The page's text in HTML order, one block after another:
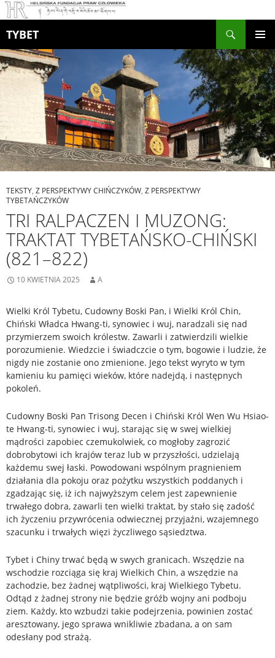
TYBET
MENU
DO
TREŚCI
TEKSTY, Z PERSPEKTYWY CHIŃCZYKÓW, Z PERSPEKTYWY
TYBETAŃCZYKÓW
TRI RALPACZEN I MUZONG:
TRAKTAT TYBETAŃSKO-CHIŃSKI
(821–822)
10 KWIETNIA 2025 A
Wielki Król Tybetu, Cudowny Boski Pan, i Wielki Król Chin,
Chiński Władca Hwang-ti, synowiec i wuj, naradzali się nad
przymierzem swoich królestw. Zawarli i zatwierdzili wielkie
porozumienie. Wiedzcie i świadczcie o tym, bogowie i ludzie, że
nigdy nie zostanie ono zmienione. Jego tekst wyryto w tym
kamieniu ku pamięci wieków, które nadejdą, i następnych
pokoleń.
Cudowny Boski Pan Trisong Decen i Chiński Król Wen Wu Hsiao-
te Hwang-ti, synowiec i wuj, starając się w swej wielkiej
mądrości zapobiec czemukolwiek, co mogłoby zagrozić
dobrobytowi ich krajów teraz lub w przyszłości, udzielają
każdemu swej łaski. Powodowani wspólnym pragnieniem
działania dla pokoju oraz pożytku wszystkich poddanych i
zgadzając się, iż ich najwyższym celem jest zapewnienie
trwałego dobra, zawarli ten wielki traktat, by stało się zadość
ich życzeniu przywrócenia odwiecznej przyjaźni, wzajemnego
szacunku i trwałych więzi życzliwego sąsiedztwa.
Tybet i Chiny trwać będą w swych granicach. Wszędzie na
wschodzie rozciąga się kraj Wielkich Chin, a wszędzie na
zachodzie, bez żadnej wątpliwości, kraj Wielkiego Tybetu.
Odtąd z żadnej strony nie będzie gróźb wojny ani podboju
ziem. Każdy, kto wzbudzi takie podejrzenia, powinien zostać
aresztowany, jego sprawa wnikliwie zbadana, a on sam
odesłany pod strażą.